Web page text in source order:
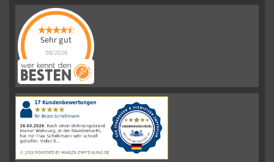
Sehr gut
08/2026
Schelkmann
Immobilienhat
|110Schelkmann
ImmobilienBewertungen
auf
werkenntdenBESTEN.de